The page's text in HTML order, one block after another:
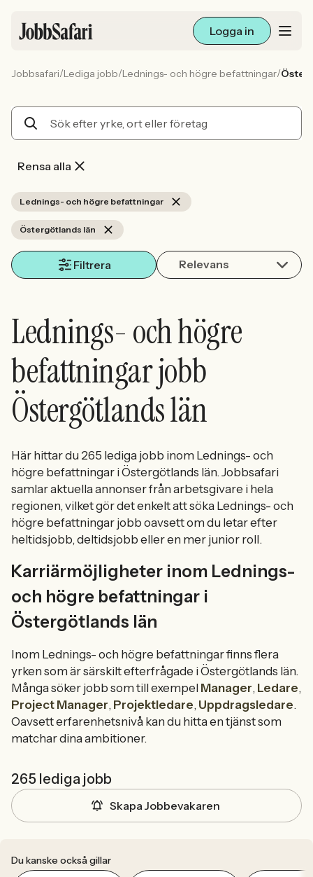
Logga in
Arbetsliv och karriär
Sök med AI
Ny här? Skapa konto
Jobbsafari/Lediga jobb/Lednings- och högre befattningar/
Rensa alla
Lednings- och högre befattningar
Östergötlands län
Filtrera Relevans
Lednings- och högre
befattningar jobb
Östergötlands län
Här hittar du 265 lediga jobb inom Lednings- och
högre befattningar i Östergötlands län. Jobbsafari
samlar aktuella annonser från arbetsgivare i hela
regionen, vilket gör det enkelt att söka Lednings- och
högre befattningar jobb oavsett om du letar efter
heltidsjobb, deltidsjobb eller en mer junior roll.
Karriärmöjligheter inom Lednings-
och högre befattningar i
Östergötlands län
Inom Lednings- och högre befattningar finns flera
yrken som är särskilt efterfrågade i Östergötlands län.
Många söker jobb som till exempel Manager, Ledare,
Project Manager, Projektledare, Uppdragsledare.
Oavsett erfarenhetsnivå kan du hitta en tjänst som
matchar dina ambitioner.
265 lediga jobb
Skapa Jobbevakaren
Du kanske också gillar